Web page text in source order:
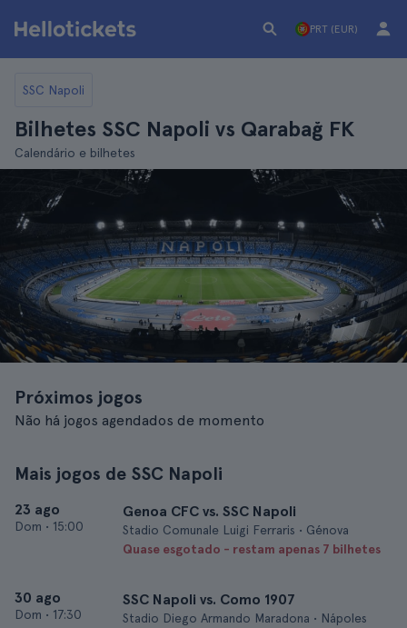
PRT (EUR)
SSC Napoli
Bilhetes SSC Napoli vs Qarabağ FK
Calendário e bilhetes
Próximos jogos
Não há jogos agendados de momento
Mais jogos de SSC Napoli
23 ago
Dom • 15:00
Genoa CFC vs. SSC Napoli
Stadio Comunale Luigi Ferraris • Génova
Quase esgotado - restam apenas 7 bilhetes
30 ago
Dom • 17:30
SSC Napoli vs. Como 1907
Stadio Diego Armando Maradona • Nápoles